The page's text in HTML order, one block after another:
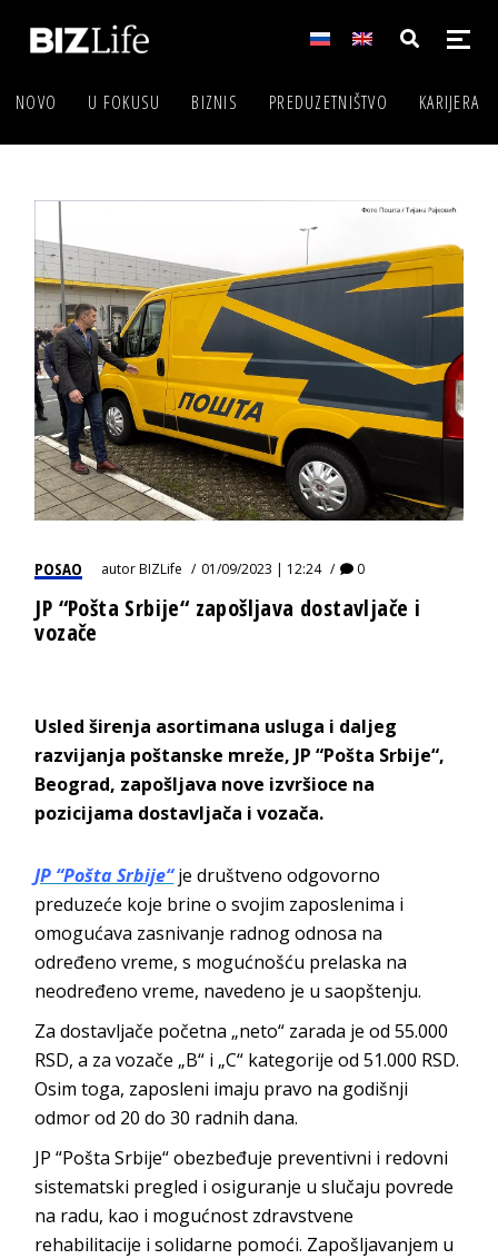
NOVO U FOKUSU BIZNIS PREDUZETNIŠTVO KARIJERA
POSAO autorBIZLife 01/09/2023 | 12:24 0
JP “Pošta Srbije“ zapošljava dostavljače i
vozače
Usled širenja asortimana usluga i daljeg
razvijanja poštanske mreže, JP “Pošta Srbije“,
Beograd, zapošljava nove izvršioce na
pozicijama dostavljača i vozača.
JP “Pošta Srbije“je društveno odgovorno
preduzeće koje brine o svojim zaposlenima i
omogućava zasnivanje radnog odnosa na
određeno vreme, s mogućnošću prelaska na
neodređeno vreme, navedeno je u saopštenju.
Za dostavljače početna „neto“ zarada je od 55.000
RSD, a za vozače „B“ i „C“ kategorije od 51.000 RSD.
Osim toga, zaposleni imaju pravo na godišnji
odmor od 20 do 30 radnih dana.
JP “Pošta Srbije“ obezbeđuje preventivni i redovni
sistematski pregled i osiguranje u slučaju povrede
na radu, kao i mogućnost zdravstvene
rehabilitacije i solidarne pomoći. Zapošljavanjem u